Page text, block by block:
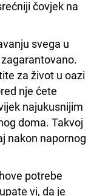
čovjek na
svega u
za život u oazi
nje ćete
najukusnijim
doma. Takvoj
nakon napornog
potrebe
vi, da je